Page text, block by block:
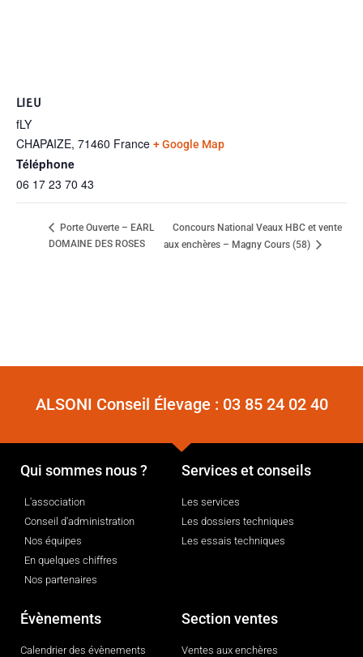
LIEU
fLY
CHAPAIZE, 71460 France + Google Map
Téléphone
06 17 23 70 43
Porte Ouverte – EARL
DOMAINE DES ROSES
Concours National Veaux HBC et vente
aux enchères – Magny Cours (58)
ALSONI Conseil Élevage : 03 85 24 02 40
Qui sommes nous ?
L'association
Conseil d'administration
Nos équipes
En quelques chiffres
Nos partenaires
Services et conseils
Les services
Les dossiers techniques
Les essais techniques
Évènements
Calendrier des évènements
Section ventes
Ventes aux enchères